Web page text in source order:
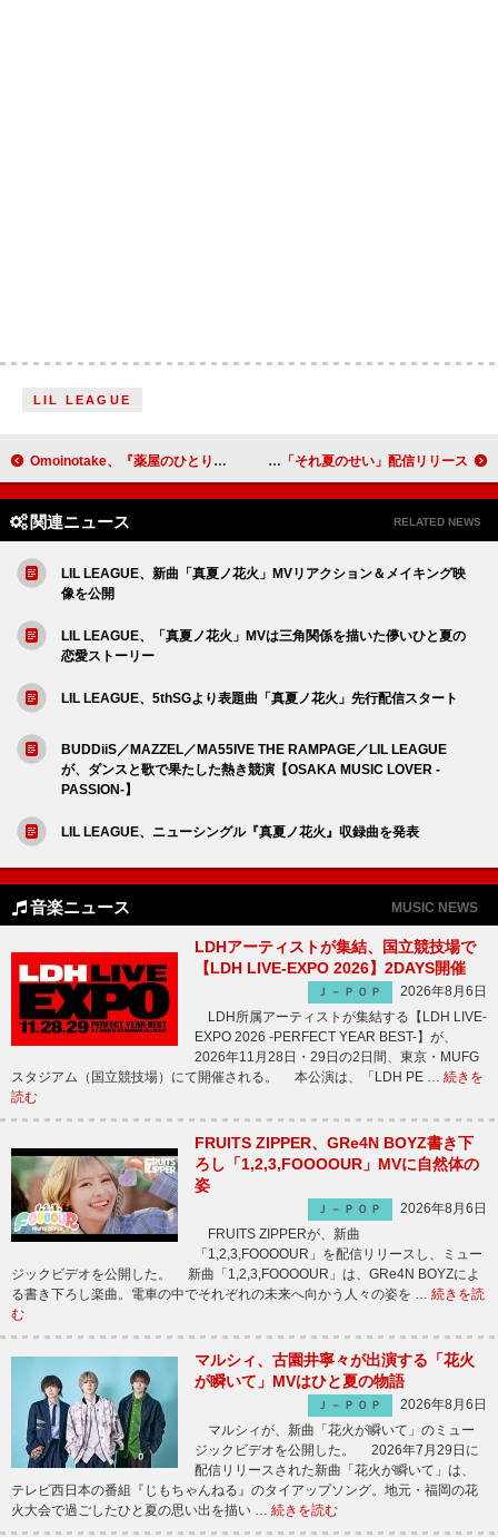
LIL LEAGUE
Omoinotake、『薬屋のひとりごと』本編を使用した新曲「ひとりごと」アニメMV公開 キマグレン、11年振りの新曲「それ夏のせい」配信リリース
関連ニュース RELATED NEWS
LIL LEAGUE、新曲「真夏ノ花火」MVリアクション＆メイキング映
像を公開
LIL LEAGUE、「真夏ノ花火」MVは三角関係を描いた儚いひと夏の
恋愛ストーリー
LIL LEAGUE、5thSGより表題曲「真夏ノ花火」先行配信スタート
BUDDiiS／MAZZEL／MA55IVE THE RAMPAGE／LIL LEAGUE
が、ダンスと歌で果たした熱き競演【OSAKA MUSIC LOVER -
PASSION-】
LIL LEAGUE、ニューシングル『真夏ノ花火』収録曲を発表
音楽ニュース MUSIC NEWS
LDHアーティストが集結、国立競技場で
【LDH LIVE-EXPO 2026】2DAYS開催
Ｊ－ＰＯＰ
2026年8月6日
LDH所属アーティストが集結する【LDH LIVE-
EXPO 2026 -PERFECT YEAR BEST-】が、
2026年11月28日・29日の2日間、東京・MUFG
スタジアム（国立競技場）にて開催される。 本公演は、「LDH PE … 続きを
読む
FRUITS ZIPPER、GRe4N BOYZ書き下
ろし「1,2,3,FOOOOUR」MVに自然体の
姿
Ｊ－ＰＯＰ
2026年8月6日
FRUITS ZIPPERが、新曲
「1,2,3,FOOOOUR」を配信リリースし、ミュー
ジックビデオを公開した。 新曲「1,2,3,FOOOOUR」は、GRe4N BOYZによ
る書き下ろし楽曲。電車の中でそれぞれの未来へ向かう人々の姿を … 続きを読
む
マルシィ、古園井寧々が出演する「花火
が瞬いて」MVはひと夏の物語
Ｊ－ＰＯＰ
2026年8月6日
マルシィが、新曲「花火が瞬いて」のミュー
ジックビデオを公開した。 2026年7月29日に
配信リリースされた新曲「花火が瞬いて」は、
テレビ西日本の番組『じもちゃんねる』のタイアップソング。地元・福岡の花
火大会で過ごしたひと夏の思い出を描い … 続きを読む